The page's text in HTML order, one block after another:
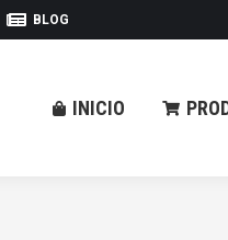
BLOG
INICIO
PRODUCTOS